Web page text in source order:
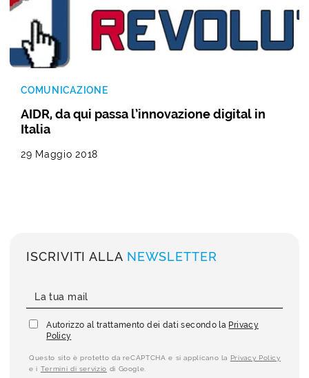
COMUNICAZIONE
AIDR, da qui passa l’innovazione digital in
Italia
29 Maggio 2018
ISCRIVITI ALLA NEWSLETTER
Autorizzo al trattamento dei dati secondo la Privacy
Policy
Questo sito è protetto da reCAPTCHA e si applicano la Privacy Policy
e i Termini di servizio di Google.